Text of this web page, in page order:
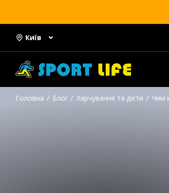
Київ
Головна Блог Харчування та дієти Чим